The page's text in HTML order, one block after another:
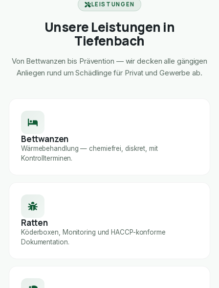
LEISTUNGEN
Unsere Leistungen in
Tiefenbach
Von Bettwanzen bis Prävention — wir decken alle gängigen
Anliegen rund um Schädlinge für Privat und Gewerbe ab.
Bettwanzen
Wärmebehandlung — chemiefrei, diskret, mit
Kontrollterminen.
Ratten
Köderboxen, Monitoring und HACCP-konforme
Dokumentation.